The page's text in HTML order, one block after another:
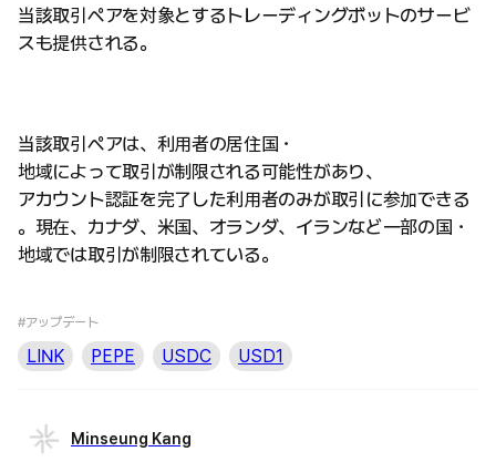
当該取引ペアを対象とするトレーディングボットのサービ
スも提供される。
当該取引ペアは、利用者の居住国・
地域によって取引が制限される可能性があり、
アカウント認証を完了した利用者のみが取引に参加できる
。現在、カナダ、米国、オランダ、イランなど一部の国・
地域では取引が制限されている。
#アップデート
LINK PEPE USDC USD1
Minseung Kang